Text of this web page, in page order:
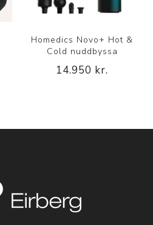
Homedics Novo+ Hot &
Cold nuddbyssa
14.950 kr.